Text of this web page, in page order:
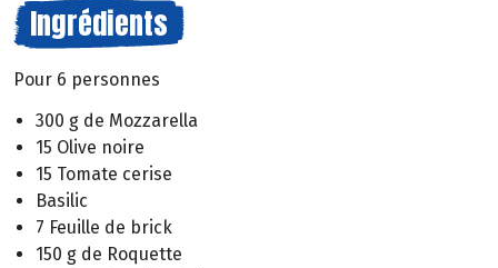
Ingrédients
Pour 6 personnes
300 g de Mozzarella
15 Olive noire
15 Tomate cerise
Basilic
7 Feuille de brick
150 g de Roquette